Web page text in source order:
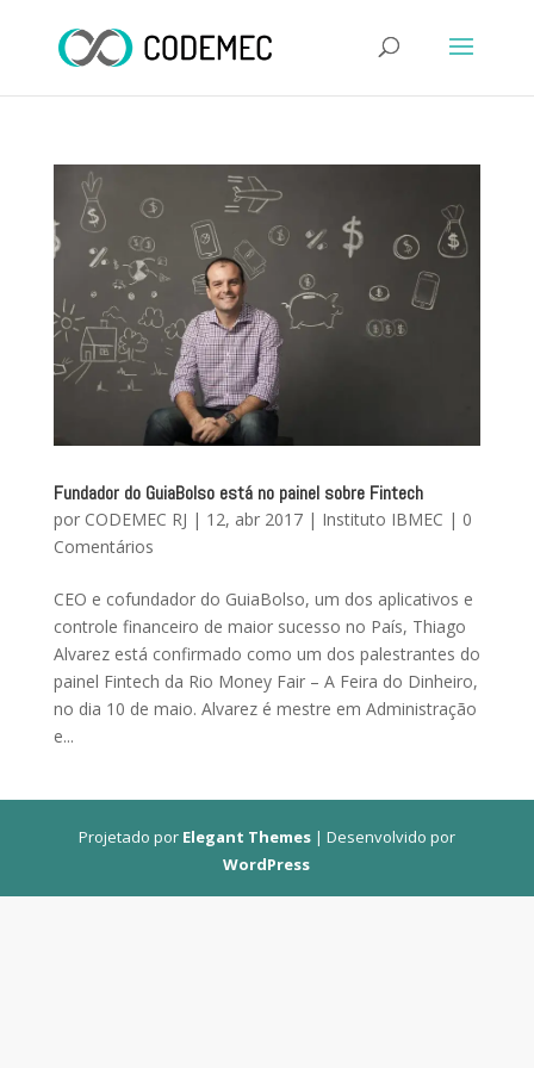
Fundador do GuiaBolso está no painel sobre Fintech
por CODEMEC RJ | 12, abr 2017| Instituto IBMEC | 0
Comentários
CEO e cofundador do GuiaBolso, um dos aplicativos e
controle financeiro de maior sucesso no País, Thiago
Alvarez está confirmado como um dos palestrantes do
painel Fintech da Rio Money Fair – A Feira do Dinheiro,
no dia 10 de maio. Alvarez é mestre em Administração
e...
Projetado por Elegant Themes| Desenvolvido por
WordPress